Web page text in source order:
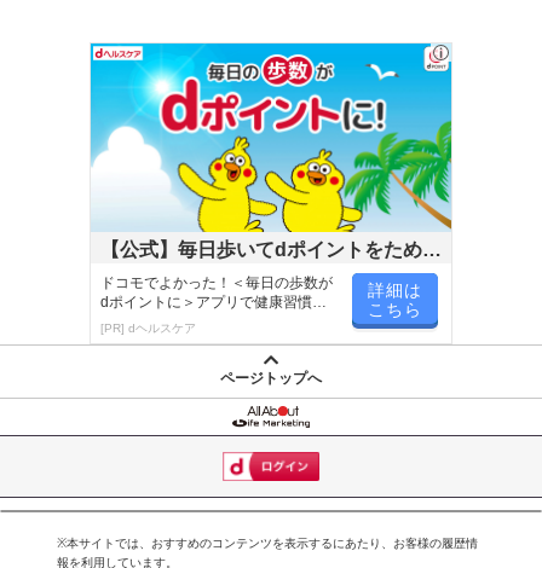
了により、商品詳細内に記載の原産国・原材料の表記が旧表記の場
合がございます。
あらかじめご了承いただいた上でお申込みください。なお、本理由
によるお申込み後のキャンセル・返品交換は対応いたしかねます。
【お支払いについて】
※送料はお試し費用に含まれております。
※お支払い方法は、電話料金合算払い、クレジットカード、dポイン
トの利用となります。
【発送・お届け・商品について】
※お申込み頂きました商品の同梱、お届けの日時指定はいたしかね
ます。
※会員様のご都合でお受取りいただけない場合、商品の再発送や返
また、お届け日時のご指定は、お受けできません。宅配業者からの
不在票にてご対応ください。
※発送予定日は前後する場合がございます。また商品によって発送
【公式】毎日歩いてdポイントをためよ
う！
ドコモでよかった！＜毎日の歩数が
dポイントに＞アプリで健康習慣が
楽しく続く！
[PR] dヘルスケア
詳細は
こちら
ページトップへ
※本サイトでは、おすすめのコンテンツを表示するにあたり、お客様の履歴情
報を利用しています。